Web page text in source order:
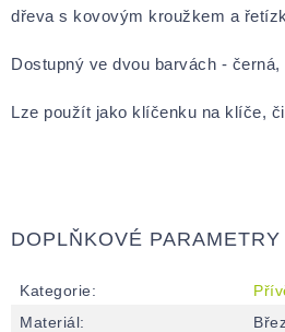
dřeva s kovovým kroužkem a
Dostupný ve dvou barvách - černá,
Lze použít jako klíčenku na klíče,
DOPLŇKOVÉ PARAMETRY
Kategorie:
Materiál: